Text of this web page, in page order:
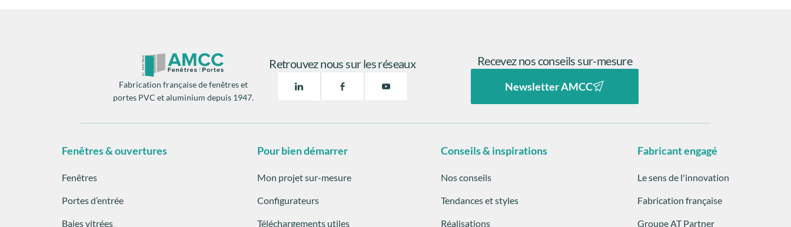
Fabrication française de fenêtres et
portes PVC et aluminium depuis 1947.
Retrouvez nous sur les réseaux Recevez nos conseils sur-mesure
Newsletter AMCC
Fenêtres & ouvertures
Fenêtres
Portes d’entrée
Baies vitrées
Pour bien démarrer
Mon projet sur-mesure
Configurateurs
Téléchargements utiles
Conseils & inspirations
Nos conseils
Tendances et styles
Réalisations
Fabricant engagé
Le sens de l'innovation
Fabrication française
Groupe AT Partner